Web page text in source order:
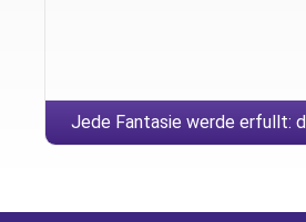
Jede Fantasie werde erfullt:
erotischen Anfuhrer rein